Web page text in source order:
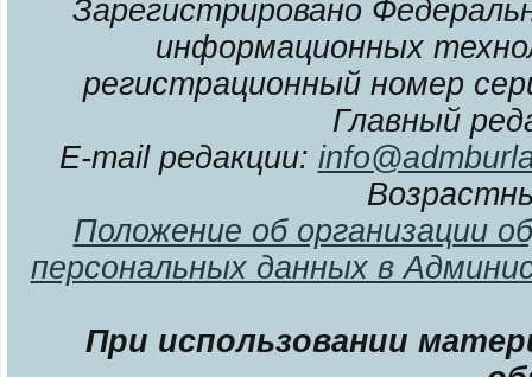
Зарегистрировано
информационных
регистрационный номер
Главный
E-mail редакции:
Положение об организации
персональных данных в
При использовании